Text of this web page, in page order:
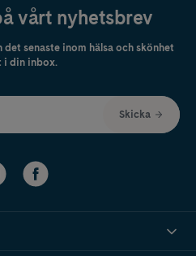
vårt nyhetsbrev
senaste inom hälsa och skönhet
i din inbox.
Skicka